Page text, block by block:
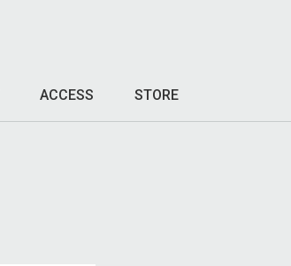
ACCESS STORE